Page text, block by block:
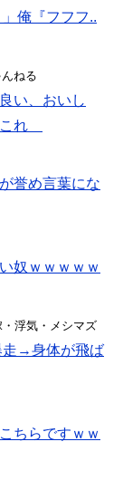
俺『フフフ..
ねる
い、おいし
これ
誉め言葉にな
奴ｗｗｗｗｗ
浮気・メシマズ
走→身体が飛ば
ちらですｗｗ